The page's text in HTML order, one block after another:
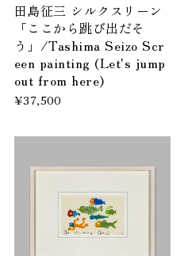
田島征三 シルクスリーン
「ここから跳び出だそ
う」/Tashima Seizo Scr
een painting (Let's jump
out from here)
¥37,500